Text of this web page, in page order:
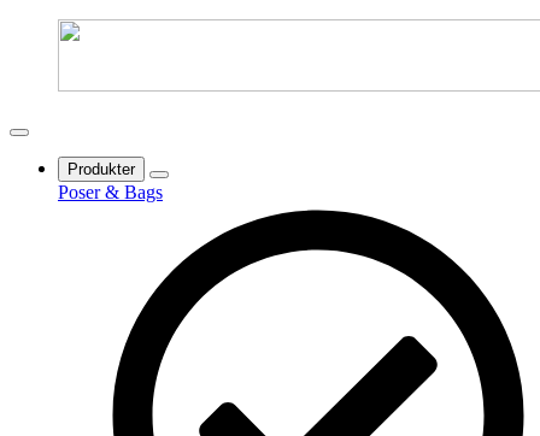
Produkter
Poser & Bags